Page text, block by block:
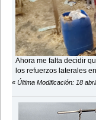
Ahora me falta decidir
los refuerzos laterales
« Última Modificación: 18